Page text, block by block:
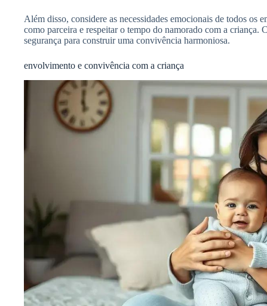
Além disso, considere as necessidades emocionais de todos os
como parceira e respeitar o tempo do namorado com a criança.
segurança para construir uma convivência harmoniosa.
envolvimento e convivência com a criança